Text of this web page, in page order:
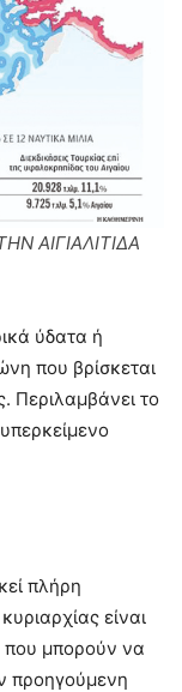
ΑΙΓΙΑΛΙΤΙΔΑ
ύδατα ή
που βρίσκεται
Περιλαμβάνει το
πλήρη
είναι
που μπορούν να
προηγούμενη